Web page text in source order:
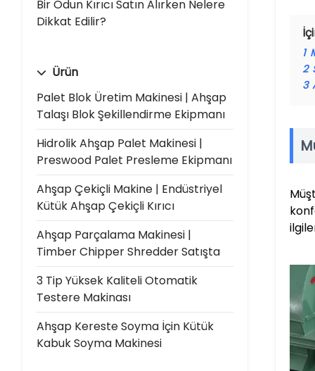
Bir Odun Kırıcı Satın Alırken Nelere
Dikkat Edilir?
Ürün
Palet Blok Üretim Makinesi | Ahşap
Talaşı Blok Şekillendirme Ekipmanı
Hidrolik Ahşap Palet Makinesi |
Preswood Palet Presleme Ekipmanı
Ahşap Çekiçli Makine | Endüstriyel
Kütük Ahşap Çekiçli Kırıcı
Ahşap Parçalama Makinesi |
Timber Chipper Shredder Satışta
3 Tip Yüksek Kaliteli Otomatik
Testere Makinası
Ahşap Kereste Soyma İçin Kütük
Kabuk Soyma Makinesi
1
2
3